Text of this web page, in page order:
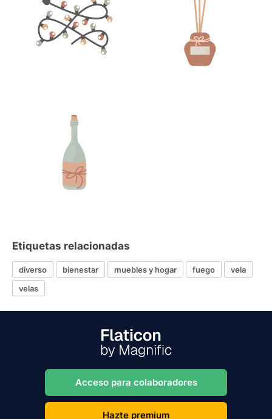
Etiquetas relacionadas
diverso bienestar muebles y hogar fuego
vela
velas
Acceso para colaboradores
Hazte premium